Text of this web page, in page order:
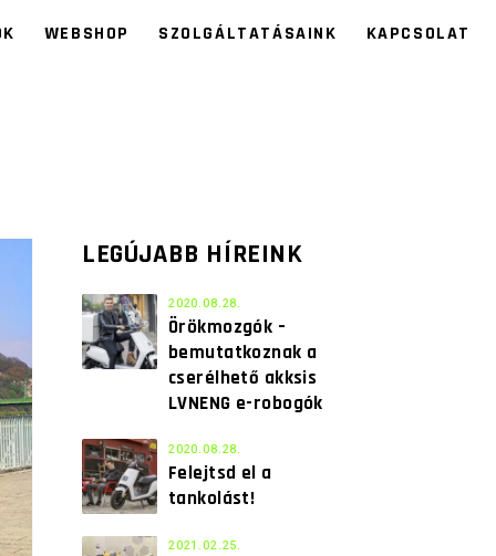
WEBSHOP SZOLGÁLTATÁSAINK KAPCSOLAT
LEGÚJABB HÍREINK
2020.08.28.
Örökmozgók –
bemutatkoznak a
cserélhető akksis
LVNENG e-robogók
2020.08.28.
Felejtsd el a
tankolást!
2021.02.25.